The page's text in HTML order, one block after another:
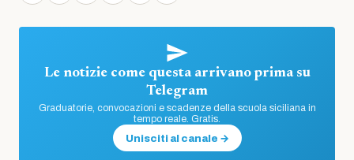
Le notizie come questa arrivano prima su
Telegram
Graduatorie, convocazioni e scadenze della scuola siciliana in
tempo reale. Gratis.
Unisciti al canale →